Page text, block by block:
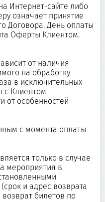
Интернет-сайте либо
означает принятие
Договора. День оплаты
Оферты Клиентом.
от наличия
на обработку
в исключительных
с Клиентом
от особенностей
с момента оплаты
только в случае
мероприятия в
и адрес возврата
билетов по